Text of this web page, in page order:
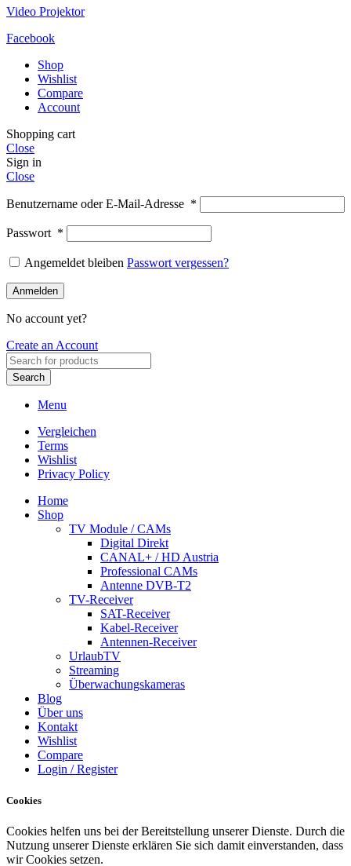
Video Projektor
Facebook
Shop
Wishlist
Compare
Account
Shopping cart
Close
Sign in
Close
Benutzername oder E-Mail-Adresse *
Passwort *
Angemeldet bleiben Passwort vergessen?
Anmelden
No account yet?
Create an Account
Search
Menu
Vergleichen
Terms
Wishlist
Privacy Policy
Home
Shop
TV Module / CAMs
Digital Direkt
CANAL+ / HD Austria
Professional CAMs
Antenne DVB-T2
TV-Receiver
SAT-Receiver
Kabel-Receiver
Antennen-Receiver
UrlaubTV
Streaming
Überwachungskameras
Blog
Über uns
Kontakt
Wishlist
Compare
Login / Register
Cookies
Cookies helfen uns bei der Bereitstellung unserer Dienste. Durch die
Nutzung unserer Dienste erklären Sie sich damit einverstanden, dass
wir Cookies setzen.